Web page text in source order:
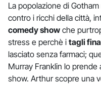
La popolazione di
contro i ricchi della città,
comedy show che
stress e perchè i tagli
lasciato senza farmaci;
Murray Franklin lo
show. Arthur scopre una